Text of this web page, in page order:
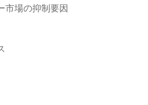
市場の抑制要因